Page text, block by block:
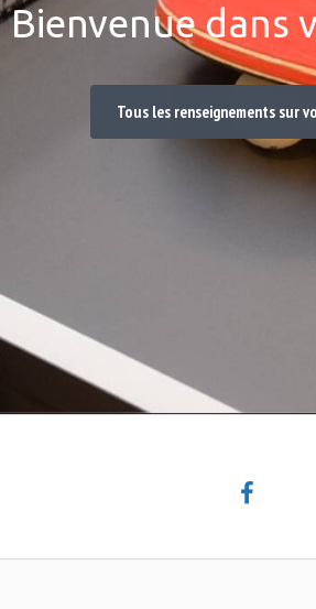
Bienvenue dans
Tous les renseignements sur